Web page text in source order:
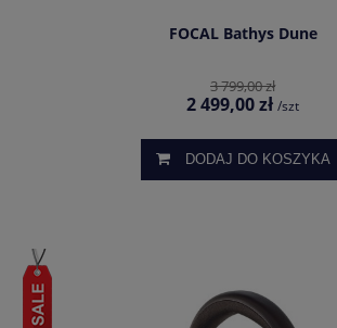
FOCAL Bathys Dune
3 799,00 zł
2 499,00 zł /szt
DODAJ DO KOSZYKA